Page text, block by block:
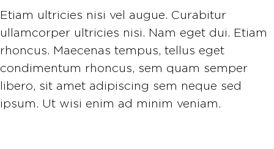
Etiam ultricies nisi vel augue. Curabitur
ullamcorper ultricies nisi. Nam eget dui. Etiam
rhoncus. Maecenas tempus, tellus eget
condimentum rhoncus, sem quam semper
libero, sit amet adipiscing sem neque sed
ipsum. Ut wisi enim ad minim veniam.